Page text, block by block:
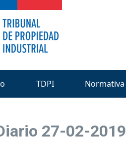
TDPI Normativa
27-02-2019